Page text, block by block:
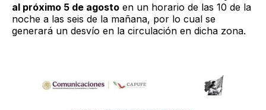
al próximo 5 de agosto en un horario de las 10 de la
noche a las seis de la mañana, por lo cual se
generará un desvío en la circulación en dicha zona.